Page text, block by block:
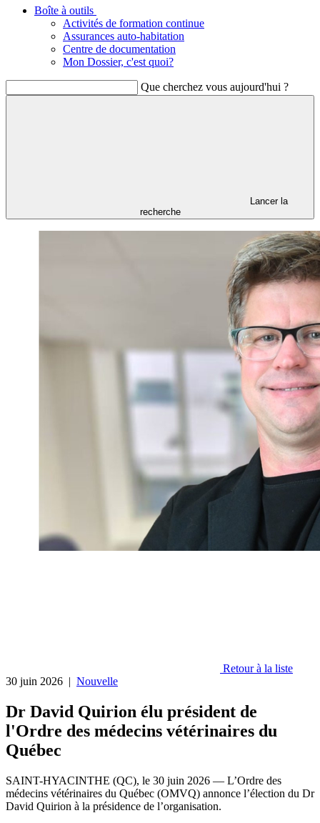
Boîte à outils
Activités de formation continue
Assurances auto-habitation
Centre de documentation
Mon Dossier, c'est quoi?
Que cherchez vous aujourd'hui ?
Lancer la
recherche
Retour à la liste
30 juin 2026 | Nouvelle
Dr David Quirion élu président de
l'Ordre des médecins vétérinaires du
Québec
SAINT-HYACINTHE (QC), le 30 juin 2026 — L’Ordre des
médecins vétérinaires du Québec (OMVQ) annonce l’élection du Dr
David Quirion à la présidence de l’organisation.